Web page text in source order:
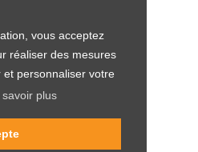
vous acceptez
réaliser des mesures
personnaliser votre
savoir plus